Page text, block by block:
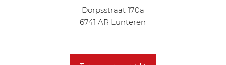
Dorpsstraat 170a
6741 AR Lunteren